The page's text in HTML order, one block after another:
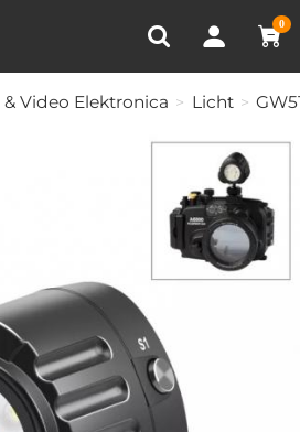
0
RECENT BEKEKEN
Video Elektronica Licht